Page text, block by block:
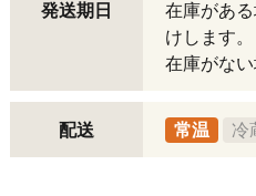
発送期日
在庫があ
けします。
在庫がな
配送 常温 冷